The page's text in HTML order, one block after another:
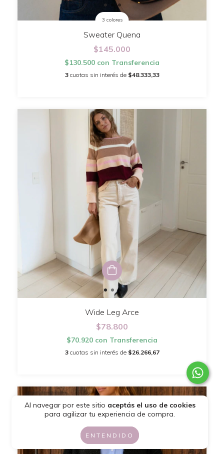
Al navegar por este sitio aceptás el uso de cookies
para agilizar tu experiencia de compra.
ENTENDIDO
3 colores
Sweater Quena
$145.000
$130.500 con Transferencia
3 cuotas sin interés de $48.333,33
Wide Leg Arce
$78.800
$70.920 con Transferencia
3 cuotas sin interés de $26.266,67